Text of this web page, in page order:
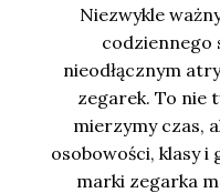
Niezwykle
codziennego
nieodłącznym
zegarek. To nie
mierzymy czas,
osobowości, klasy
marki zegarka